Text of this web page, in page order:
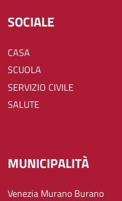
SOCIALE
CASA
SCUOLA
SERVIZIO CIVILE
SALUTE
MUNICIPALITÀ
Venezia Murano Burano